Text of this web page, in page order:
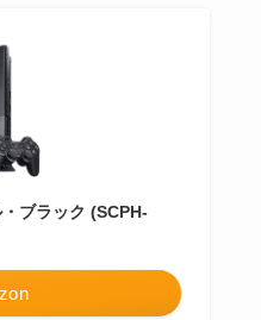
ブラック (SCPH-